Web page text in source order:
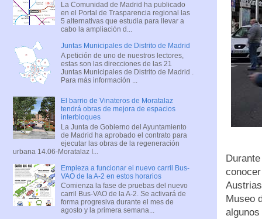
Museo
La Comunidad de Madrid ha publicado
en el Portal de Trasparencia regional las
5 alternativas que estudia para llevar a
cabo la ampliación d...
Juntas Municipales de Distrito de Madrid
A petición de uno de nuestros lectores,
estas son las direcciones de las 21
Juntas Municipales de Distrito de Madrid .
Para más información ...
El barrio de Vinateros de Moratalaz
tendrá obras de mejora de espacios
interbloques
La Junta de Gobierno del Ayuntamiento
de Madrid ha aprobado el contrato para
ejecutar las obras de la regeneración
urbana 14.06-Moratalaz I...
Empieza a funcionar el nuevo carril Bus-
VAO de la A-2 en estos horarios
Comienza la fase de pruebas del nuevo
carril Bus-VAO de la A-2. Se activará de
forma progresiva durante el mes de
agosto y la primera semana...